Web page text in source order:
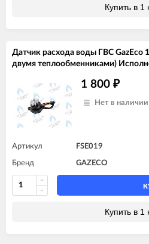
Купить в 1
Датчик расхода воды ГВС GazEco
двумя теплообменниками)
1 800 ₽
Нет в наличии
Артикул FSE019
Бренд GAZECO
Купить в 1